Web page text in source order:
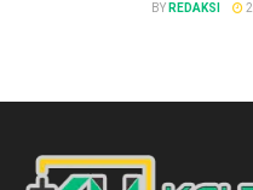
BY REDAKSI